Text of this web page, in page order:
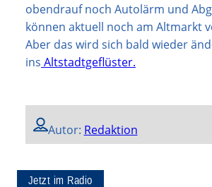
obendrauf noch Autolärm und
können aktuell noch am Altmarkt
Aber das wird sich bald wieder
ins Altstadtgeflüster.
Autor: Redaktion
Jetzt im Radio